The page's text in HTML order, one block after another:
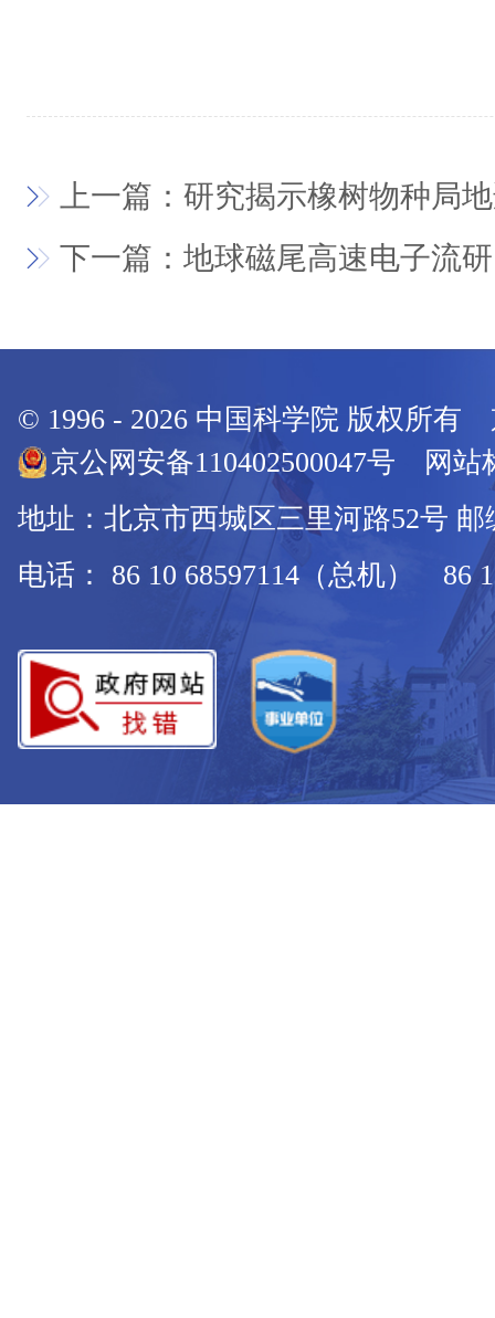
上一篇：研究揭示橡树物种局
下一篇：地球磁尾高速电子流
© 1996 - 2026 中国科学院 版权所有
京公网安备110402500047号 网站
地址：北京市西城区三里河路52号 邮
电话： 86 10 68597114（总机） 86